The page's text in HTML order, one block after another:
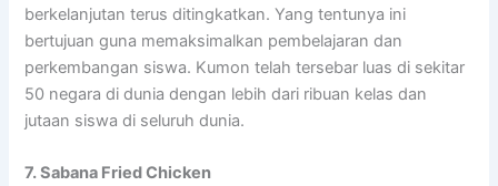
berkelanjutan terus ditingkatkan. Yang tentunya ini
bertujuan guna memaksimalkan pembelajaran dan
perkembangan siswa. Kumon telah tersebar luas di sekitar
50 negara di dunia dengan lebih dari ribuan kelas dan
jutaan siswa di seluruh dunia.
7. Sabana Fried Chicken